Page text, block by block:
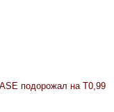
подорожал на Т0,99